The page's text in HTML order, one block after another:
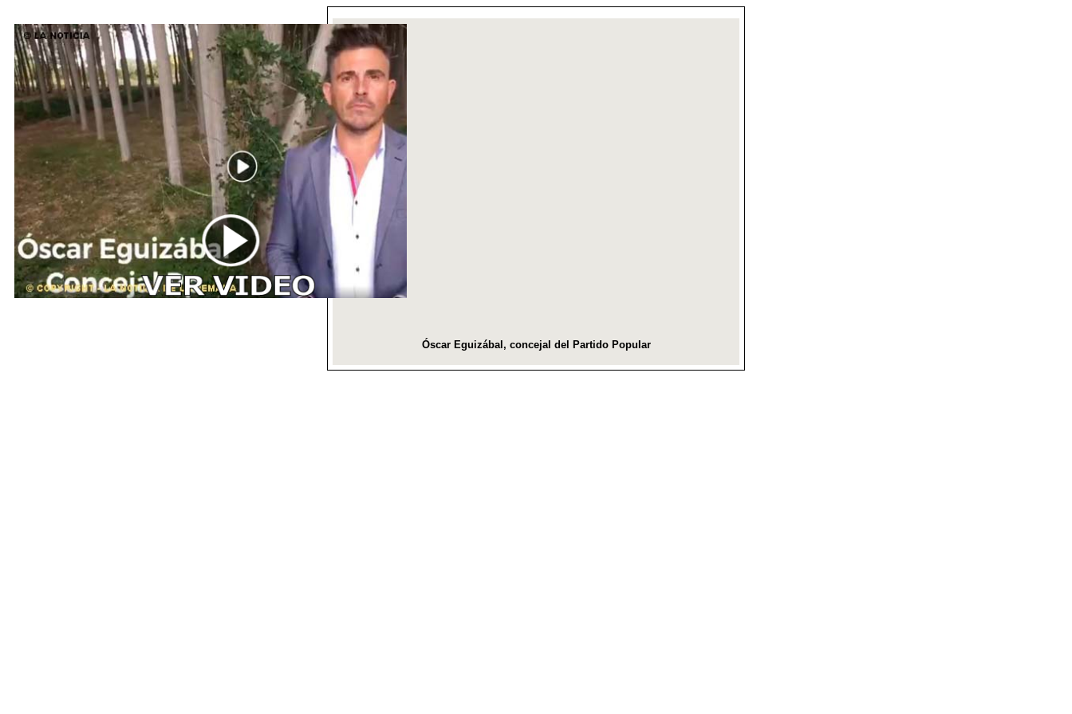
Óscar Eguizábal, concejal del Partido Popular